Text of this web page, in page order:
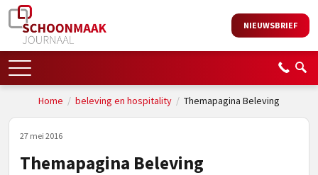
NIEUWSBRIEF
Home / beleving en hospitality / Themapagina Beleving
27 mei 2016
Themapagina Beleving